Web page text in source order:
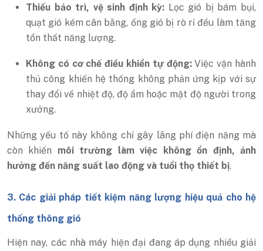
Thiếu bảo trì, vệ sinh định kỳ: Lọc gió bị bám bụi,
quạt gió kém cân bằng, ống gió bị rò rỉ đều làm tăng
tổn thất năng lượng.
Không có cơ chế điều khiển tự động:Việc vận hành
thủ công khiến hệ thống không phản ứng kịp với sự
thay đổi về nhiệt độ, độ ẩm hoặc mật độ người trong
xưởng.
Những yếu tố này không chỉ gây lãng phí điện năng mà
còn khiến môi trường làm việc không ổn định, ảnh
hưởng đến năng suất lao động và tuổi thọ thiết bị.
3. Các giải pháp tiết kiệm năng lượng hiệu quả cho hệ
thống thông gió
Hiện nay, các nhà máy hiện đại đang áp dụng nhiều giải